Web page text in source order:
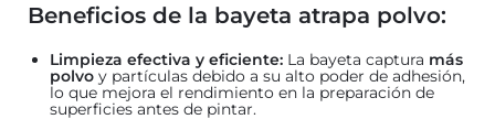
Beneficios de la bayeta atrapa polvo:
Limpieza efectiva y eficiente: La bayeta captura más
polvo y partículas debido a su alto poder de adhesión,
lo que mejora el rendimiento en la preparación de
superficies antes de pintar.